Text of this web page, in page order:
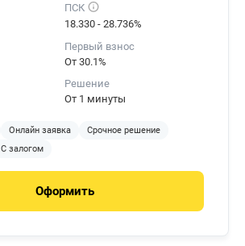
ПСК
18.330 - 28.736%
Первый взнос
От 30.1%
Решение
От 1 минуты
Онлайн заявка
Срочное решение
С залогом
Оформить